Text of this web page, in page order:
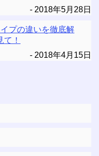
2018年5月28日
プの違いを徹底解
！
2018年4月15日